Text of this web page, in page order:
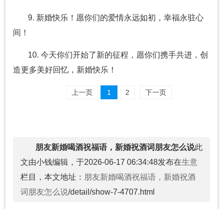
9. 新婚快乐！愿你们的爱情永远如初，幸福永驻心
间！
10. 今天你们开始了新的征程，愿你们携手共进，创
造更多美好回忆，新婚快乐！
上一页 1 2 下一页
朋友新婚喝酒祝福语，新婚祝酒词朋友怎么说此
文由小钱编辑，于2026-06-17 06:34:48发布在生意
栏目，本文地址： 朋友新婚喝酒祝福语，新婚祝酒
词朋友怎么说/detail/show-7-4707.html